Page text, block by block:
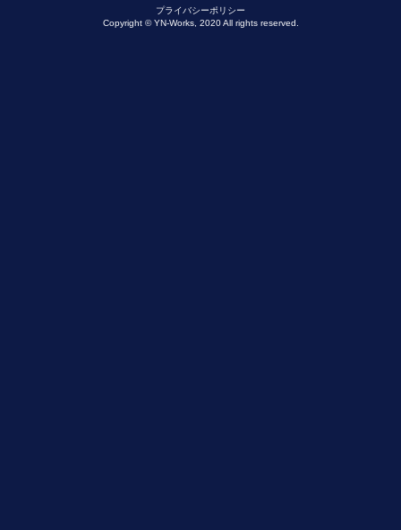
プライバシーポリシー
Copyright © YN-Works, 2020 All rights reserved.